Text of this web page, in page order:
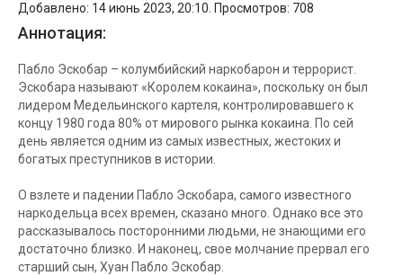
Добавлено: 14 июнь 2023, 20:10. Просмотров: 708
Аннотация:
Пабло Эскобар – колумбийский наркобарон и террорист.
Эскобара называют «Королем кокаина», поскольку он был
лидером Медельинского картеля, контролировавшего к
концу 1980 года 80% от мирового рынка кокаина. По сей
день является одним из самых известных, жестоких и
богатых преступников в истории.
О взлете и падении Пабло Эскобара, самого известного
наркодельца всех времен, сказано много. Однако все это
рассказывалось посторонними людьми, не знающими его
достаточно близко. И наконец, свое молчание прервал его
старший сын, Хуан Пабло Эскобар.